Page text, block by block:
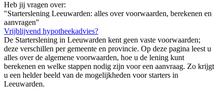
Heb jij vragen over:
"Starterslening Leeuwarden: alles over voorwaarden, berekenen en
aanvragen"
Vrijblijvend hypotheekadvies?
De Starterslening in Leeuwarden kent geen vaste voorwaarden;
deze verschillen per gemeente en provincie. Op deze pagina leest u
alles over de algemene voorwaarden, hoe u de lening kunt
berekenen en welke stappen nodig zijn voor een aanvraag. Zo krijgt
u een helder beeld van de mogelijkheden voor starters in
Leeuwarden.